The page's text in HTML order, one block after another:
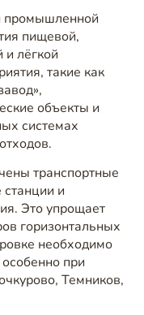
промышленной
пищевой,
лёгкой
такие как
объекты и
системах
транспортные
и
Это упрощает
горизонтальных
необходимо
при
Темников,